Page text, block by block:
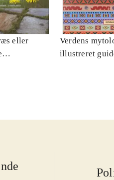
eller
Verdens
illustreret